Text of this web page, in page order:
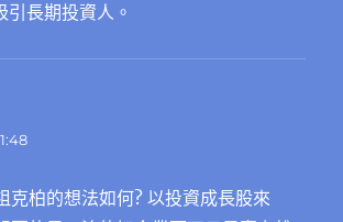
引長期投資人。
克柏的想法如何? 以投資成長股來